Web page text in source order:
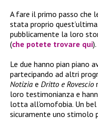
A fare il primo passo che
stata proprio
pubblicamente la loro
(che potete trovare qui).
Le due hanno pian piano
partecipando ad altri
Notizia e Dritto e Rovescio
loro testimonianza e
lotta all’omofobia. Un
sicuramente uno stimolo